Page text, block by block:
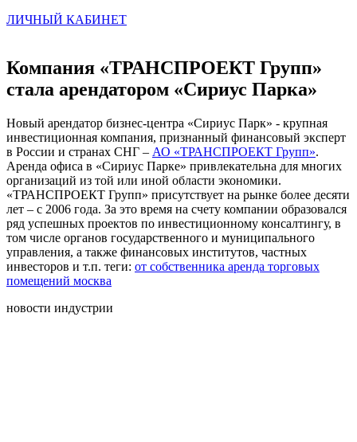
ЛИЧНЫЙ КАБИНЕТ
Компания «ТРАНСПРОЕКТ Групп»
стала арендатором «Сириус Парка»
Новый арендатор бизнес-центра «Сириус Парк» - крупная
инвестиционная компания, признанный финансовый эксперт
в России и странах СНГ – АО «ТРАНСПРОЕКТ Групп».
Аренда офиса в «Сириус Парке» привлекательна для многих
организаций из той или иной области экономики.
«ТРАНСПРОЕКТ Групп» присутствует на рынке более десяти
лет – с 2006 года. За это время на счету компании образовался
ряд успешных проектов по инвестиционному консалтингу, в
том числе органов государственного и муниципального
управления, а также финансовых институтов, частных
инвесторов и т.п. теги: от собственника аренда торговых
помещений москва
новости индустрии